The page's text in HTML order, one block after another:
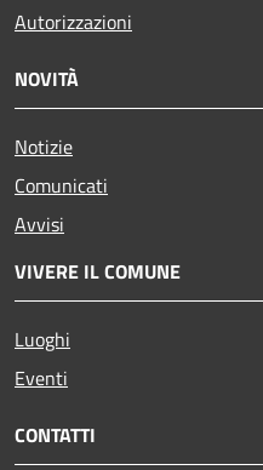
Autorizzazioni
NOVITÀ
Notizie
Comunicati
Avvisi
VIVERE IL COMUNE
Luoghi
Eventi
CONTATTI